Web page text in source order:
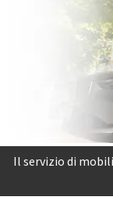
Il servizio di